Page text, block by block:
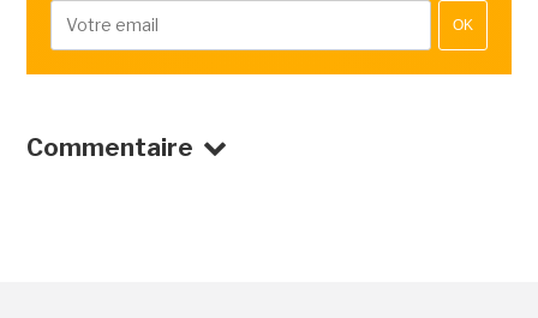
OK
Commentaire